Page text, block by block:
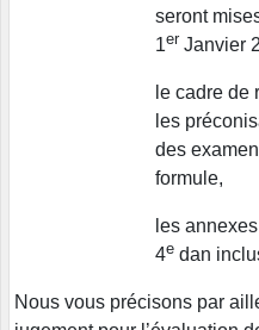
seront
1er Janvier
le cadre de
les
des
formule,
les
4e dan
Nous vous précisons par